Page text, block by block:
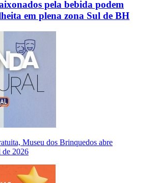
pela bebida podem
em plena zona Sul de BH
Museu dos Brinquedos abre
de 2026